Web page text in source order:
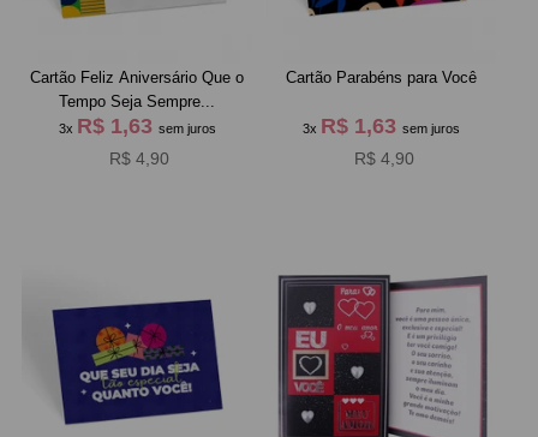
Cartão Feliz Aniversário Que o
Tempo Seja Sempre...
3x R$ 1,63 sem juros
R$ 4,90
Cartão Parabéns para Você
3x R$ 1,63sem juros
R$ 4,90